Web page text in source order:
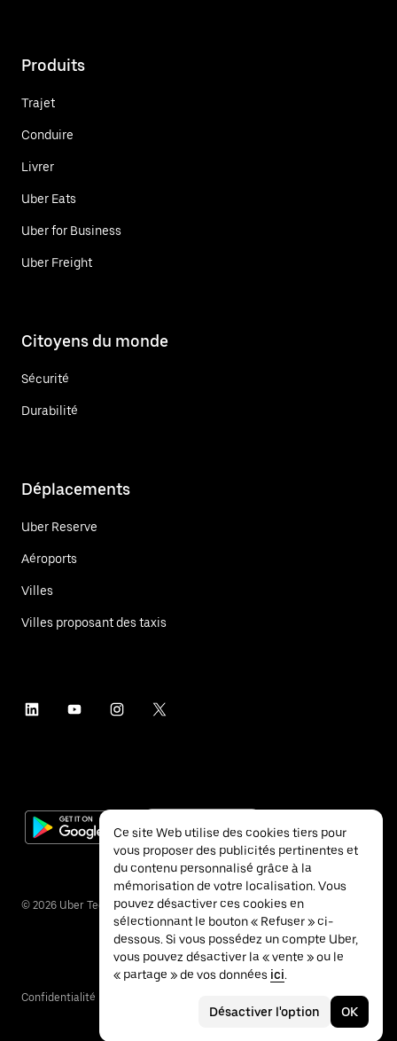
Produits
Trajet
Conduire
Livrer
Uber Eats
Uber for Business
Uber Freight
Citoyens du monde
Sécurité
Durabilité
Déplacements
Uber Reserve
Aéroports
Villes
Villes proposant des taxis
© 2026 Uber Technologies Inc.
Confidentialité
Ce site Web utilise des cookies tiers pour
vous proposer des publicités pertinentes et
du contenu personnalisé grâce à la
mémorisation de votre localisation. Vous
pouvez désactiver ces cookies en
sélectionnant le bouton « Refuser » ci-
dessous. Si vous possédez un compte Uber,
vous pouvez désactiver la « vente » ou le
« partage » de vos données ici.
Désactiver l'option OK